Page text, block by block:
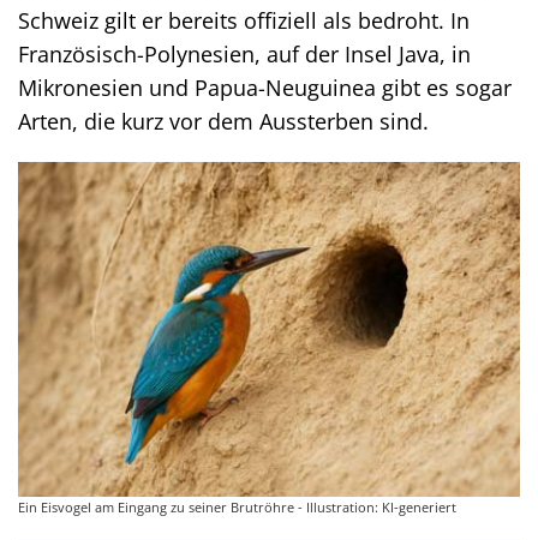
Schweiz gilt er bereits offiziell als bedroht. In
Französisch-Polynesien, auf der Insel Java, in
Mikronesien und Papua-Neuguinea gibt es sogar
Arten, die kurz vor dem Aussterben sind.
Ein Eisvogel am Eingang zu seiner Brutröhre - Illustration: KI-generiert